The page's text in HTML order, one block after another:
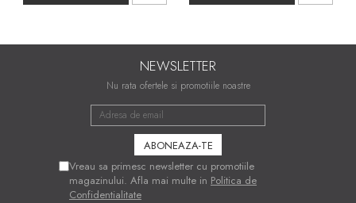
NEWSLETTER
Nu rata ofertele si promotiile noastre
Vreau sa primesc newsletter cu promotiile
magazinului. Afla mai multe in Politica de
Confidentialitate